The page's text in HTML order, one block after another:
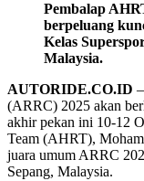
Pembalap
berpeluang
Kelas
Malaysia.
AUTORIDE.CO.ID
(ARRC) 2025 akan
akhir pekan ini 10-12
Team (AHRT),
juara umum ARRC
Sepang, Malaysia.